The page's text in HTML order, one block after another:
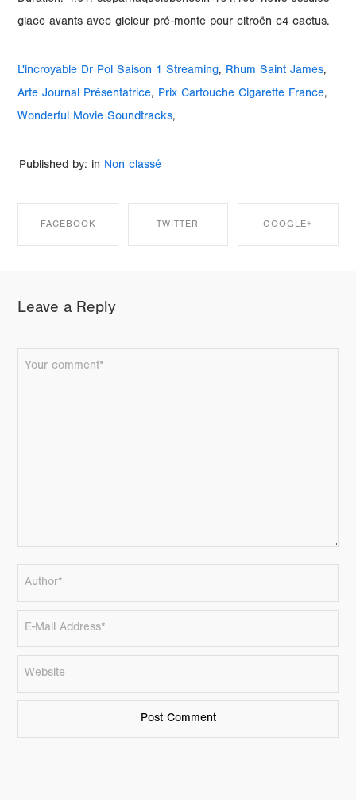
glace avants avec gicleur pré-monte pour citroën c4 cactus.
L'incroyable Dr Pol Saison 1 Streaming, Rhum Saint James,
Arte Journal Présentatrice, Prix Cartouche Cigarette France,
Wonderful Movie Soundtracks,
Published by: in Non classé
FACEBOOK
FACEBOOK
TWITTER GOOGLE+
Leave a Reply